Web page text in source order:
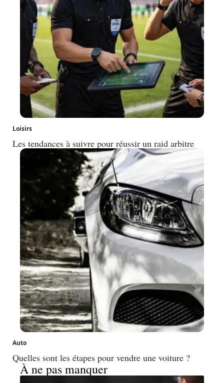
Loisirs
Les tendances à suivre pour réussir un raid arbitre
Auto
Quelles sont les étapes pour vendre une voiture ?
À ne pas manquer